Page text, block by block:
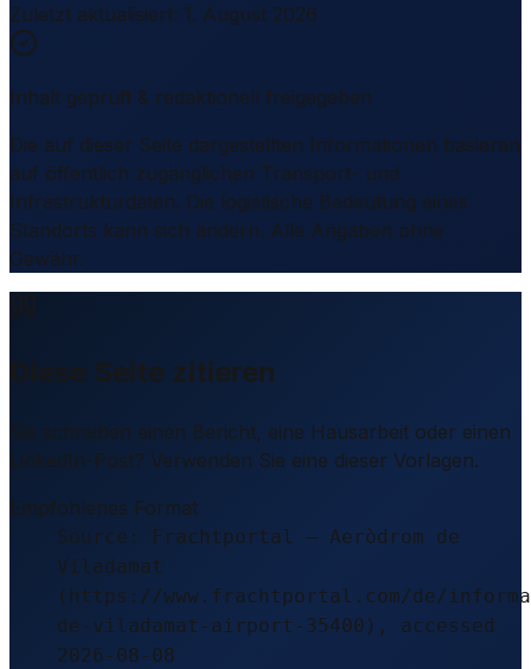
Zuletzt aktualisiert: 1. August 2026
Inhalt geprüft & redaktionell freigegeben
Die auf dieser Seite dargestellten Informationen basieren
auf öffentlich zugänglichen Transport- und
Infrastrukturdaten. Die logistische Bedeutung eines
Standorts kann sich ändern. Alle Angaben ohne
Gewähr.
Diese Seite zitieren
Sie schreiben einen Bericht, eine Hausarbeit oder einen
LinkedIn-Post? Verwenden Sie eine dieser Vorlagen.
Empfohlenes Format
Source: Frachtportal – Aeròdrom de
Viladamat
(https://www.frachtportal.com/de/
de-viladamat-airport-35400), accessed
2026-08-08